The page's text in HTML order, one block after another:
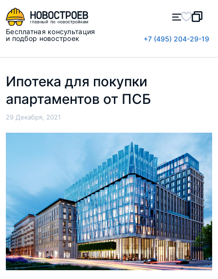
Бесплатная консультация
и подбор новостроек
+7 (495) 204-29-19
Ипотека для покупки
апартаментов от ПСБ
29 Декабря, 2021